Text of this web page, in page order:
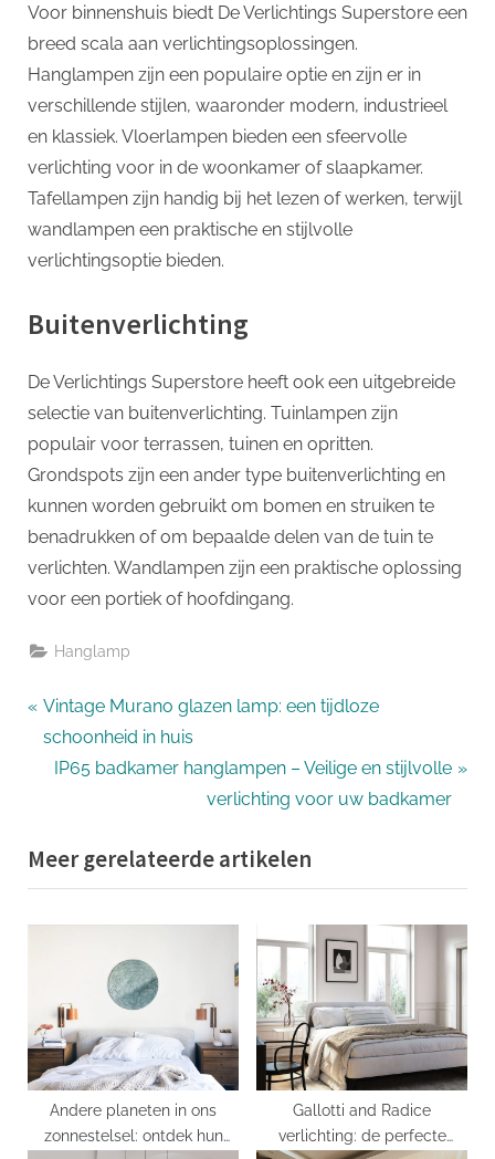
Voor binnenshuis biedt De Verlichtings Superstore een
breed scala aan verlichtingsoplossingen.
Hanglampen zijn een populaire optie en zijn er in
verschillende stijlen, waaronder modern, industrieel
en klassiek. Vloerlampen bieden een sfeervolle
verlichting voor in de woonkamer of slaapkamer.
Tafellampen zijn handig bij het lezen of werken, terwijl
wandlampen een praktische en stijlvolle
verlichtingsoptie bieden.
Buitenverlichting
De Verlichtings Superstore heeft ook een uitgebreide
selectie van buitenverlichting. Tuinlampen zijn
populair voor terrassen, tuinen en opritten.
Grondspots zijn een ander type buitenverlichting en
kunnen worden gebruikt om bomen en struiken te
benadrukken of om bepaalde delen van de tuin te
verlichten. Wandlampen zijn een praktische oplossing
voor een portiek of hoofdingang.
Hanglamp
Bericht
navigatie
P
r
o
u
s
t
:
Vintage Murano glazen lamp: een tijdloze
schoonheid in huis
N
t
P
o
:
IP65 badkamer hanglampen – Veilige en stijlvolle
verlichting voor uw badkamer
Meer gerelateerde artikelen
Andere planeten in ons
zonnestelsel: ontdek hun
Gallotti and Radice
verlichting: de perfecte